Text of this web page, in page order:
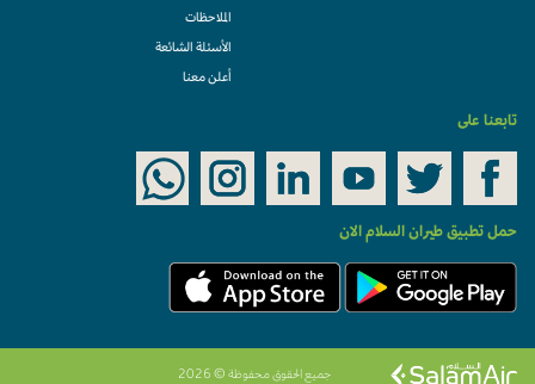
الملاحظات
الأسئلة الشائعة
أعلن معنا
تابعنا على
حمل تطبيق طيران السلام الان
جميع الحقوق محفوظة © 2026